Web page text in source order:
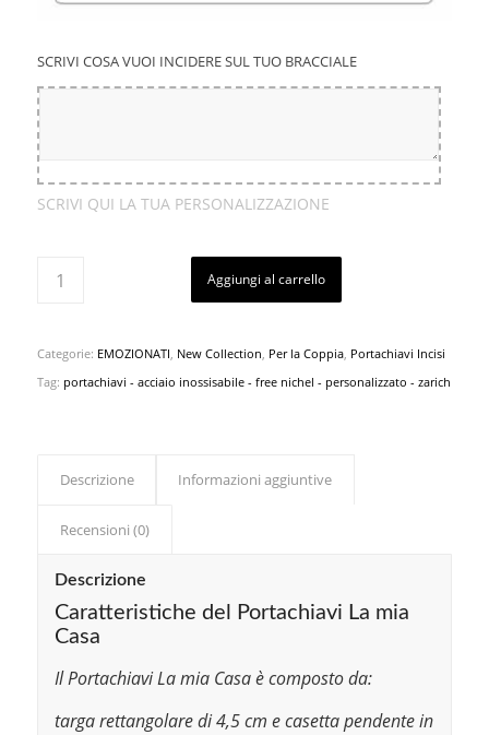
SCRIVI COSA VUOI INCIDERE SUL TUO BRACCIALE
SCRIVI QUI LA TUA PERSONALIZZAZIONE
Aggiungi al carrello
Categorie: EMOZIONATI, New Collection, Per la Coppia, Portachiavi Incisi
Tag: portachiavi - acciaio inossisabile - free nichel - personalizzato - zarich
Descrizione Informazioni aggiuntive
Recensioni (0)
Descrizione
Caratteristiche del Portachiavi La mia
Casa
Il Portachiavi La mia Casa è composto da:
targa rettangolare di 4,5 cm e casetta pendente in